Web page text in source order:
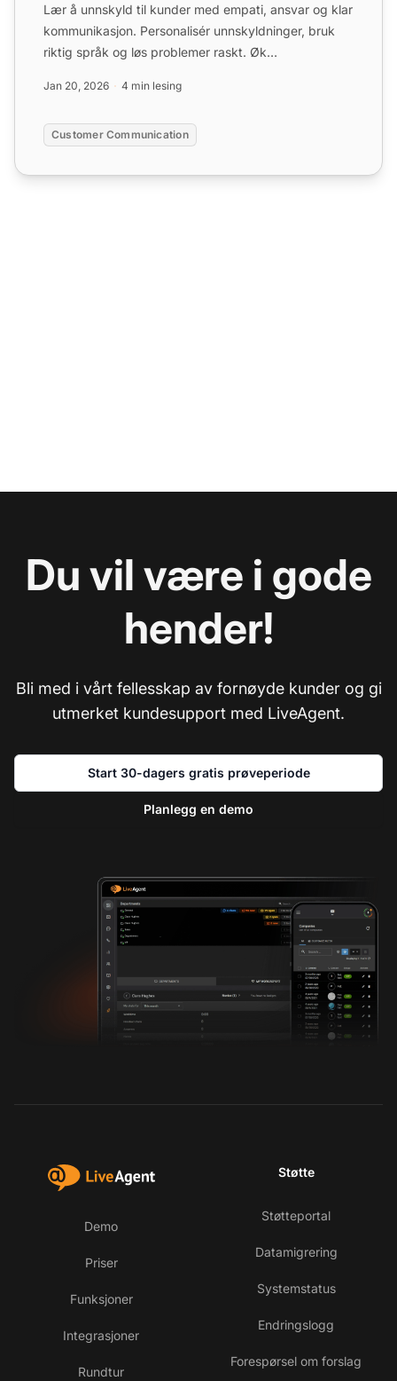
Lær å unnskyld til kunder med empati, ansvar og klar
kommunikasjon. Personalisér unnskyldninger, bruk
riktig språk og løs problemer raskt. Øk
Jan 20, 2026 4 min lesing
Customer Communication
Du vil være i gode
hender!
Bli med i vårt fellesskap av fornøyde kunder og gi
utmerket kundesupport med LiveAgent.
Start 30-dagers gratis prøveperiode
Planlegg en demo
Demo
Priser
Funksjoner
Integrasjoner
Rundtur
Støtte
Støtteportal
Datamigrering
Systemstatus
Endringslogg
Forespørsel om forslag